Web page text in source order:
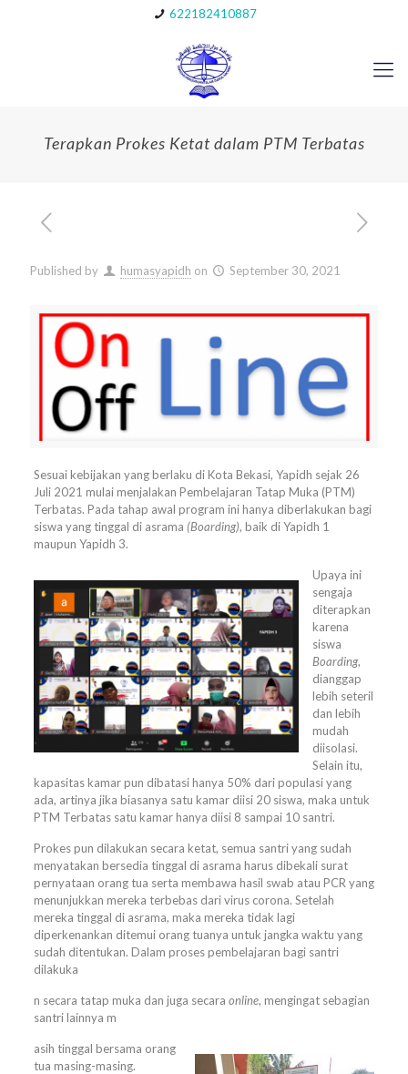
622182410887
Terapkan Prokes Ketat dalam PTM Terbatas
Published by humasyapidh on September 30, 2021
Sesuai kebijakan yang berlaku di Kota Bekasi, Yapidh sejak 26
Juli 2021 mulai menjalakan Pembelajaran Tatap Muka (PTM)
Terbatas. Pada tahap awal program ini hanya diberlakukan bagi
siswa yang tinggal di asrama (Boarding), baik di Yapidh 1
maupun Yapidh 3.
Upaya ini
sengaja
diterapkan
karena
siswa
Boarding,
dianggap
lebih seteril
dan lebih
mudah
diisolasi.
Selain itu,
kapasitas kamar pun dibatasi hanya 50% dari populasi yang
ada, artinya jika biasanya satu kamar diisi 20 siswa, maka untuk
PTM Terbatas satu kamar hanya diisi 8 sampai 10 santri.
Prokes pun dilakukan secara ketat, semua santri yang sudah
menyatakan bersedia tinggal di asrama harus dibekali surat
pernyataan orang tua serta membawa hasil swab atau PCR yang
menunjukkan mereka terbebas dari virus corona. Setelah
mereka tinggal di asrama, maka mereka tidak lagi
diperkenankan ditemui orang tuanya untuk jangka waktu yang
sudah ditentukan. Dalam proses pembelajaran bagi santri
dilakuka
n secara tatap muka dan juga secara online, mengingat sebagian
santri lainnya m
asih tinggal bersama orang
tua masing-masing.